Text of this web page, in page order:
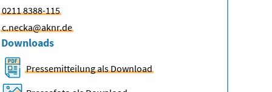
0211 8388-115
c.necka@aknr.de
Downloads
Pressemitteilung als Download